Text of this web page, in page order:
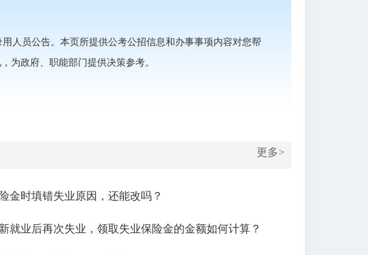
人员公告。本页所提供公考公招信息和办事事项内容对您帮
为政府、职能部门提供决策参考。
更多>
金时填错失业原因，还能改吗？
就业后再次失业，领取失业保险金的金额如何计算？